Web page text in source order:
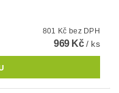
801 Kč bez DPH
969 Kč/ ks